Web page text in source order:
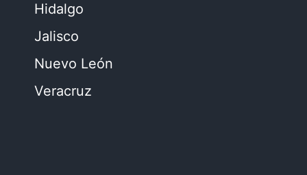
Hidalgo
Jalisco
Nuevo León
Veracruz